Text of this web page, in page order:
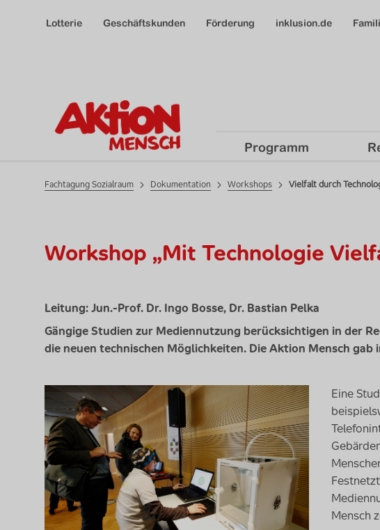
Lotterie Geschäftskunden Förderung inklusion.de
HauptnavigationProgramm
Dokumentation
Fachtagung Sozialraum Dokumentation Workshops Vielfalt durch
Workshop „Mit Technologie
Leitung: Jun.-Prof. Dr. Ingo Bosse, Dr. Bastian Pelka
Gängige Studien zur Mediennutzung berücksichtigen in der
die neuen technischen Möglichkeiten. Die Aktion Mensch gab
Eine
Mensch